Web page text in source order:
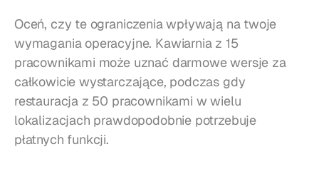
Oceń, czy te ograniczenia wpływają na twoje
wymagania operacyjne. Kawiarnia z 15
pracownikami może uznać darmowe wersje za
całkowicie wystarczające, podczas gdy
restauracja z 50 pracownikami w wielu
lokalizacjach prawdopodobnie potrzebuje
płatnych funkcji.